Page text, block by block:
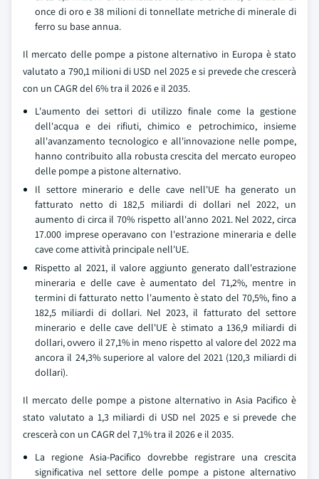
once di oro e 38 milioni di tonnellate metriche di minerale di
ferro su base annua.
Il mercato delle pompe a pistone alternativo in Europa è stato
valutato a 790,1 milioni di USD nel 2025 e si prevede che crescerà
con un CAGR del 6% tra il 2026 e il 2035.
L'aumento dei settori di utilizzo finale come la gestione
dell'acqua e dei rifiuti, chimico e petrochimico, insieme
all'avanzamento tecnologico e all'innovazione nelle pompe,
hanno contribuito alla robusta crescita del mercato europeo
delle pompe a pistone alternativo.
Il settore minerario e delle cave nell'UE ha generato un
fatturato netto di 182,5 miliardi di dollari nel 2022, un
aumento di circa il 70% rispetto all'anno 2021. Nel 2022, circa
17.000 imprese operavano con l'estrazione mineraria e delle
cave come attività principale nell'UE.
Rispetto al 2021, il valore aggiunto generato dall'estrazione
mineraria e delle cave è aumentato del 71,2%, mentre in
termini di fatturato netto l'aumento è stato del 70,5%, fino a
182,5 miliardi di dollari. Nel 2023, il fatturato del settore
minerario e delle cave dell'UE è stimato a 136,9 miliardi di
dollari, ovvero il 27,1% in meno rispetto al valore del 2022 ma
ancora il 24,3% superiore al valore del 2021 (120,3 miliardi di
dollari).
Il mercato delle pompe a pistone alternativo in Asia Pacifico è
stato valutato a 1,3 miliardi di USD nel 2025 e si prevede che
crescerà con un CAGR del 7,1% tra il 2026 e il 2035.
La regione Asia-Pacifico dovrebbe registrare una crescita
significativa nel settore delle pompe a pistone alternativo